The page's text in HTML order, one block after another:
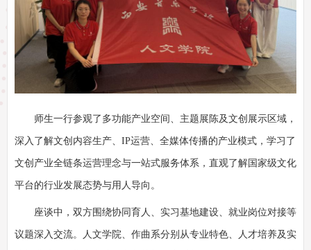
师生一行参观了多功能产业空间、主题展陈及文创展示区域，
深入了解文创内容生产、 IP运营、全媒体传播的产业模式，学习了
文创产业全链条运营理念与一站式服务体系，直观了解国家级文化
平台的行业发展态势与用人导向。
座谈中，双方围绕协同育人、实习基地建设、就业岗位对接等
议题深入交流。人文学院、作曲系分别 从专业特色、人才培养及 实